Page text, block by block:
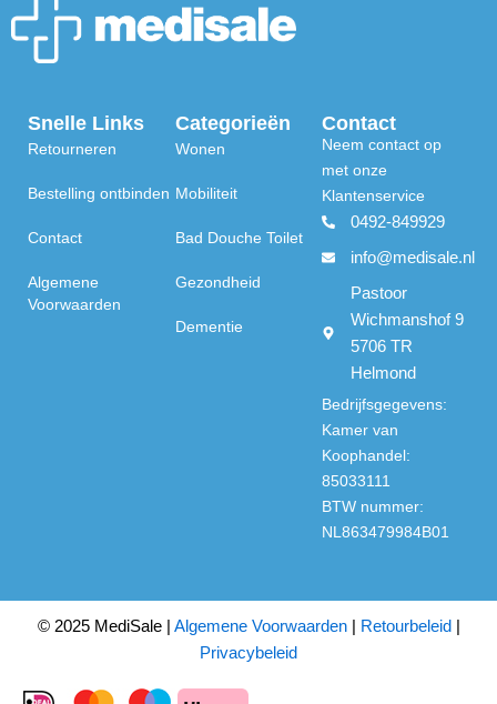
Snelle Links
Retourneren
Bestelling ontbinden
Contact
Algemene
Voorwaarden
Categorieën
Wonen
Mobiliteit
Bad Douche Toilet
Gezondheid
Dementie
Contact
Neem contact op
met onze
Klantenservice
0492-849929
info@medisale.nl
Pastoor
Wichmanshof 9
5706 TR
Helmond
Bedrijfsgegevens:
Kamer van
Koophandel:
85033111
BTW nummer:
NL863479984B01
© 2025 MediSale | Algemene Voorwaarden| Retourbeleid
Privacybeleid